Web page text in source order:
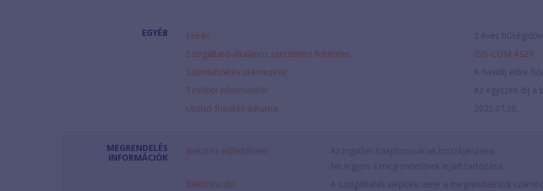
EGYÉB Leírás:
2 éves
Szolgáltató általános szerződési feltételei:
ISIS-COM ÁSZF
Számlafizetés ütemezése:
A havidíj előre
További információk:
Az egyszeri díj a
Utolsó frissítés dátuma:
2025.07.30.
MEGRENDELÉS
INFORMÁCIÓK
Bekötés előfeltételei:
Bekötési idő: